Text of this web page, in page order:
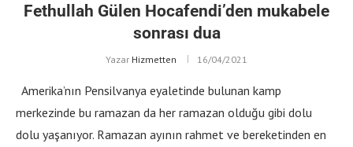
Fethullah Gülen Hocafendi’den mukabele
sonrası dua
Yazar Hizmetten 16/04/2021
Amerika’nın Pensilvanya eyaletinde bulunan kamp
merkezinde bu ramazan da her ramazan olduğu gibi dolu
dolu yaşanıyor. Ramazan ayının rahmet ve bereketinden en